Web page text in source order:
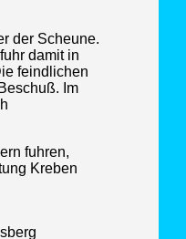
der Scheune.
damit in
feindlichen
Im
fuhren,
Kreben